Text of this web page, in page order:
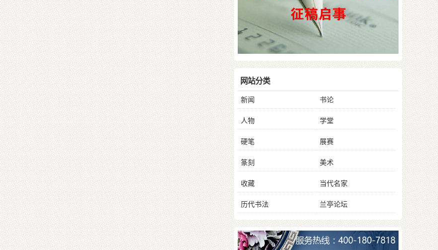
网站分类
人物
硬笔 展赛
篆刻 美术
收藏 当代名家
历代书法 兰亭论坛